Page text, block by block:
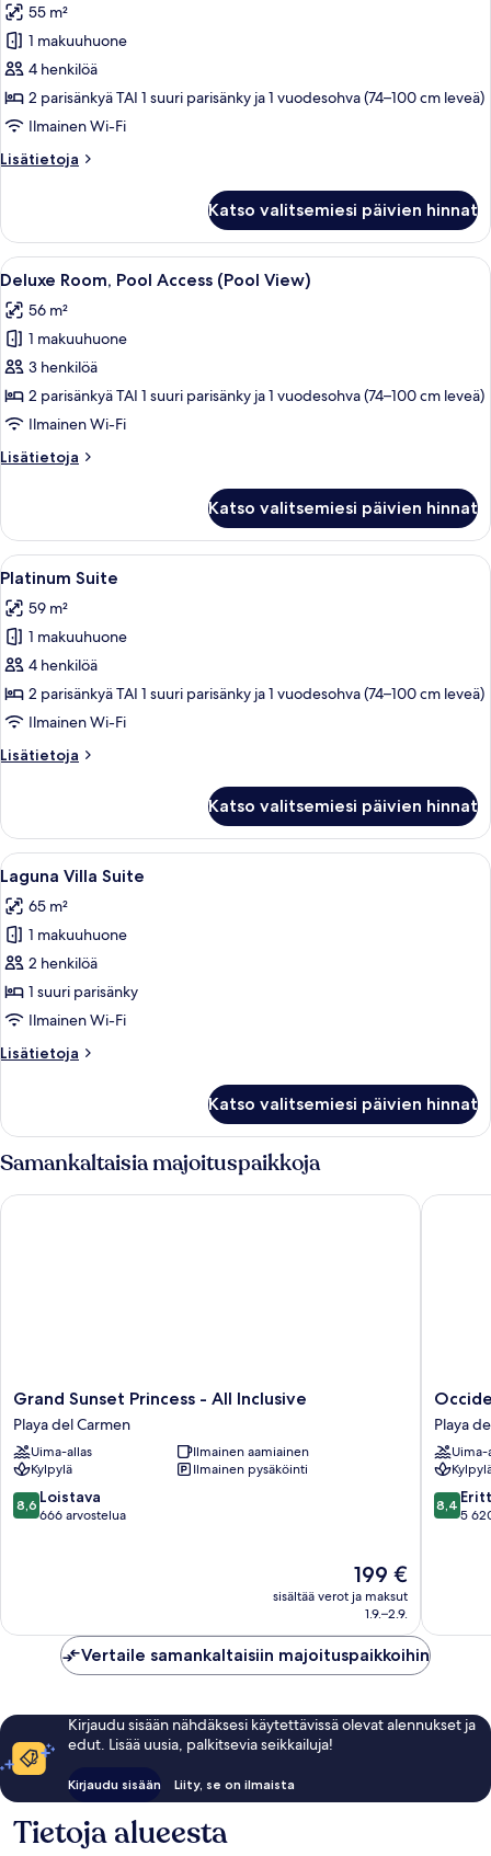
Deluxe-
huone,
näköala
puutarhaan
kuvat
55 m²
1 makuuhuone
4 henkilöä
2 parisänkyä TAI 1 suuri parisänky ja 1 vuodesohva (74–100 cm leveä)
Ilmainen Wi-Fi
Lisätietoja
Lisätietoja
näköala
puutarhaan
Katso valitsemiesi päivien hinnat
Avaa
kaikki
huonetyypin
Deluxe
Room,
Pool
Access
View)
Kirkkaan sinisen veden uima-allas,
5
Deluxe Room, Pool Access (Pool View)
56 m²
1 makuuhuone
3 henkilöä
2 parisänkyä TAI 1 suuri parisänky ja 1 vuodesohva (74–100 cm leveä)
Ilmainen Wi-Fi
Lisätietoja
Lisätietoja
Pool
Access
(Pool
Katso valitsemiesi päivien hinnat
Avaa
kaikki
huonetyypin
Platinum
Suite
kuvat
Moderni makuuhuone, jossa on
9
Platinum Suite
59 m²
1 makuuhuone
4 henkilöä
2 parisänkyä TAI 1 suuri parisänky ja 1 vuodesohva (74–100 cm leveä)
Ilmainen Wi-Fi
Lisätietoja
Lisätietoja
Katso valitsemiesi päivien hinnat
Avaa
kaikki
huonetyypin
Laguna
Villa
Suite
kuvat
Moderni makuuhuone, jossa on
8
Laguna Villa Suite
65 m²
1 makuuhuone
2 henkilöä
1 suuri parisänky
Ilmainen Wi-Fi
Lisätietoja
Lisätietoja
Suite
Katso valitsemiesi päivien hinnat
Samankaltaisia majoituspaikkoja
Grand
Sunset
Princess
-
All
Inclusive
Playa
Grand Sunset Princess - All Inclusive
Playa del Carmen
Uima-allas
Ilmainen aamiainen
Kylpylä
Ilmainen pysäköinti
8.6
kautta
8,6 Loistava
666 arvostelua
Hinta
on
199 €
199 €
sisältää verot ja maksut
1.9.–2.9.
Grand Sunset Princess - All Inclusive
at
Xcaret
-
All
Inclusive
Playa
Uima-
8.4
kautta
8,4
5
Vertaile samankaltaisiin majoituspaikkoihin
Kirjaudu sisään nähdäksesi käytettävissä olevat alennukset ja
edut. Lisää uusia, palkitsevia seikkailuja!
Kirjaudu sisään Liity, se on ilmaista
Tietoja alueesta